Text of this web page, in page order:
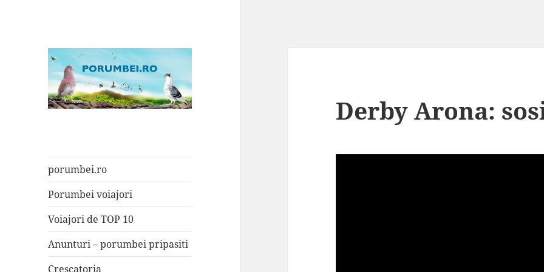
porumbei.ro
Porumbei voiajori
Voiajori de TOP 10
Anunturi – porumbei pripasiti
Crescatoria
Derby Arona: